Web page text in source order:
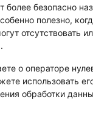
более безопасно
полезно,
отсутствовать
о операторе
использовать
обработки